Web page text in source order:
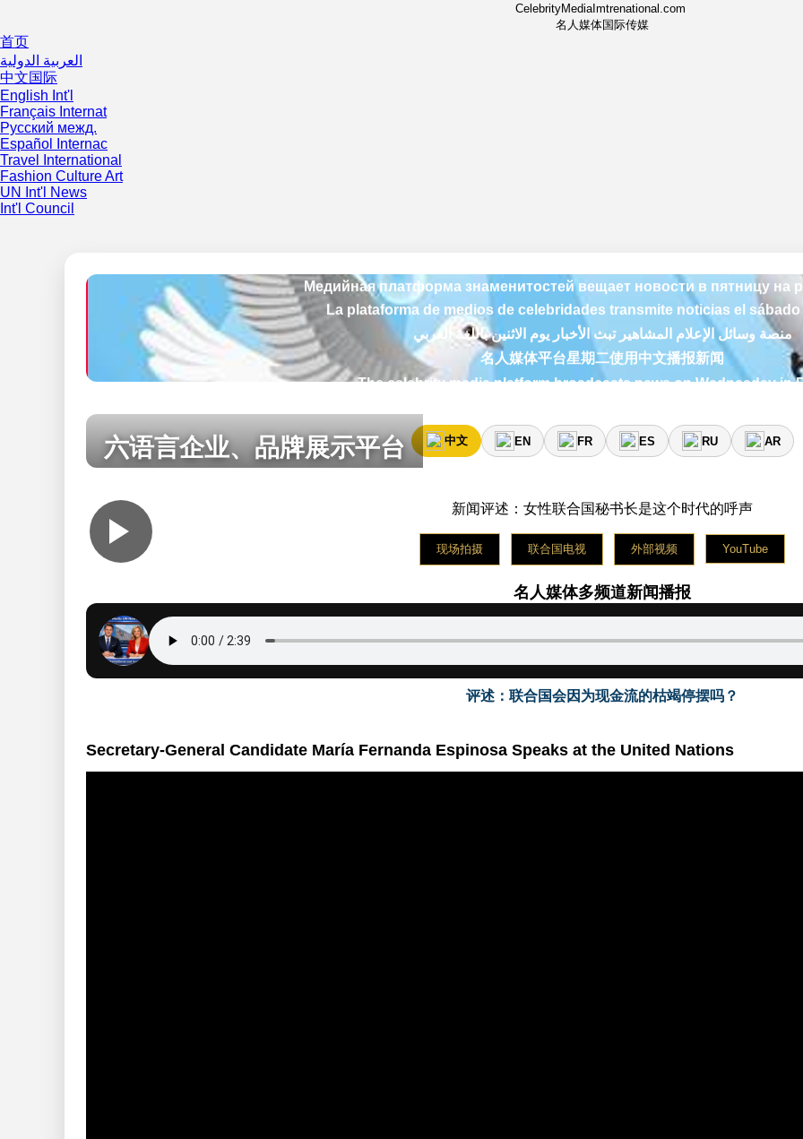
CelebrityMediaImtrenational.com
名人媒体国际传媒
首页
العربية الدولية
中文国际
English Int'l
Français Internat
Русский межд.
Español Internac
Travel International
Fashion Culture Art
UN Int'l News
Int'l Council
Медийная платформа знаменитостей вещает новости в пятницу на
La plataforma de medios de celebridades transmite noticias el
منصة وسائل الإعلام المشاهير تبث الأخبار يوم الاثنين باللغة العربي
名人媒体平台星期二使用中文播报新闻
The celebrity media platform broadcasts news on Wednesday in
Медийная платформа знаменитостей вещает новости в пятницу на
La plataforma de medios de celebridades transmite noticias el
六语言企业、品牌展示平台 中文 EN FR ES RU AR
新闻评述：女性联合国秘书长是这个时代的呼声
现场拍摄 联合国电视 外部视频 YouTube
名人媒体多频道新闻播报
评述：联合国会因为现金流的枯竭停摆吗？
Secretary-General Candidate María Fernanda Espinosa Speaks at the United Nations